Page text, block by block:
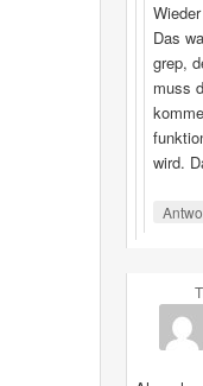
Das
grep,
muss
wird.